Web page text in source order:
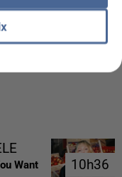
DÉROBÉES À
Want 10h36
10h36